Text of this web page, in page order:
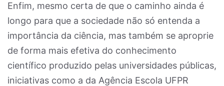
Enfim, mesmo certa de que o caminho ainda é
longo para que a sociedade não só entenda a
importância da ciência, mas também se aproprie
de forma mais efetiva do conhecimento
científico produzido pelas universidades públicas,
iniciativas como a da Agência Escola UFPR